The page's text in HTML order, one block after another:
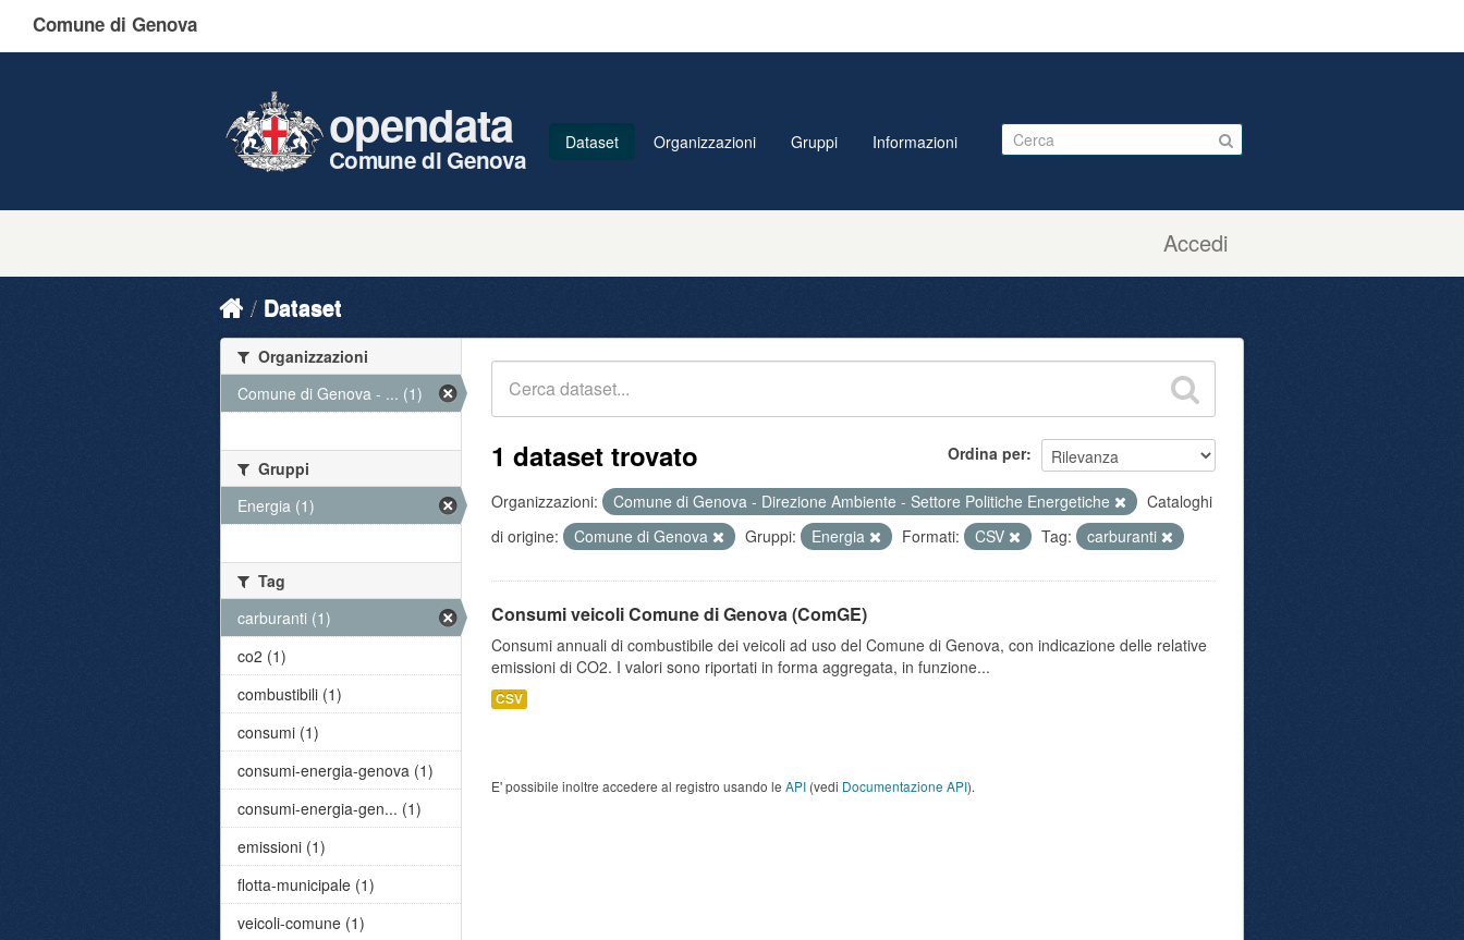
Comune di Genova
Accedi
opendata
Comune di Genova
Dataset Organizzazioni Gruppi Informazioni
Dataset
Ordina per
1 dataset trovato
Organizzazioni: Comune di Genova - Direzione Ambiente - Settore Politiche Energetiche
Cataloghi
di origine:
Comune di Genova Gruppi: Energia Formati: CSV Tag: carburanti
Consumi veicoli Comune di Genova (ComGE)
Consumi annuali di combustibile dei veicoli ad uso del Comune di Genova, con indicazione delle relative
emissioni di CO2. I valori sono riportati in forma aggregata, in funzione...
CSV
E' possibile inoltre accedere al registro usando le API (vedi Documentazione API).
Organizzazioni
Comune di Genova - ... (1)
Gruppi
Energia (1)
Tag
carburanti (1)
co2 (1)
combustibili (1)
consumi (1)
consumi-energia-genova (1)
consumi-energia-gen... (1)
emissioni (1)
flotta-municipale (1)
veicoli-comune (1)